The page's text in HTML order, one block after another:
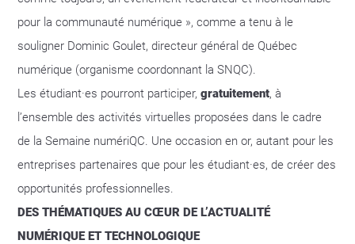
pour la communauté numérique », comme a tenu à le
souligner Dominic Goulet, directeur général de Québec
numérique (organisme coordonnant la SNQC).
Les étudiant·es pourront participer,gratuitement, à
l’ensemble des activités virtuelles proposées dans le cadre
de la Semaine numériQC. Une occasion en or, autant pour les
entreprises partenaires que pour les étudiant·es, de créer des
opportunités professionnelles.
DES THÉMATIQUES AU CŒUR DE L’ACTUALITÉ
NUMÉRIQUE ET TECHNOLOGIQUE